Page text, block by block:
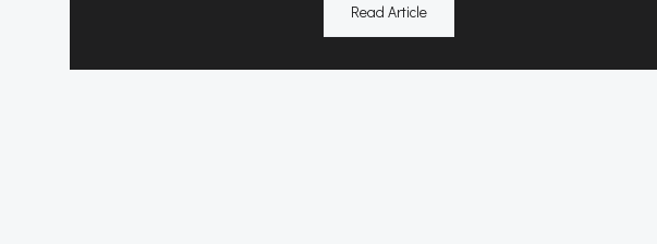
Read Article